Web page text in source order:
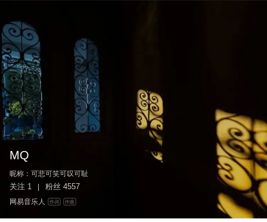
MQ
昵称： 可悲可笑可叹可耻
关注 1 粉丝 4557
网易音乐人 作词 作曲